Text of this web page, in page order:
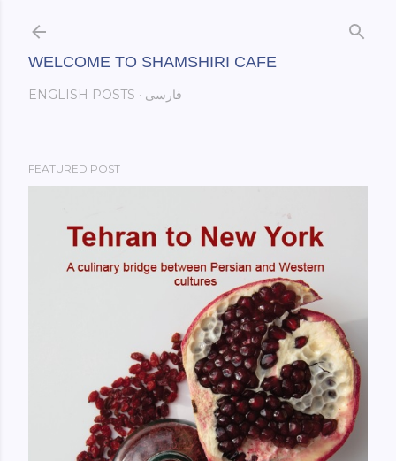
WELCOME TO SHAMSHIRI CAFE
ENGLISH POSTS فارسی
FEATURED POST